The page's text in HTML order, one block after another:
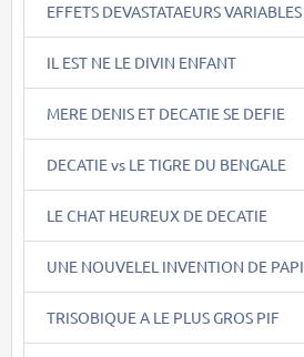
EFFETS DEVASTATAEURS VARIABLES
IL EST NE LE DIVIN ENFANT
MERE DENIS ET DECATIE SE DEFIE
DECATIE vs LE TIGRE DU BENGALE
LE CHAT HEUREUX DE DECATIE
UNE NOUVELEL INVENTION DE PAPI
TRISOBIQUE A LE PLUS GROS PIF